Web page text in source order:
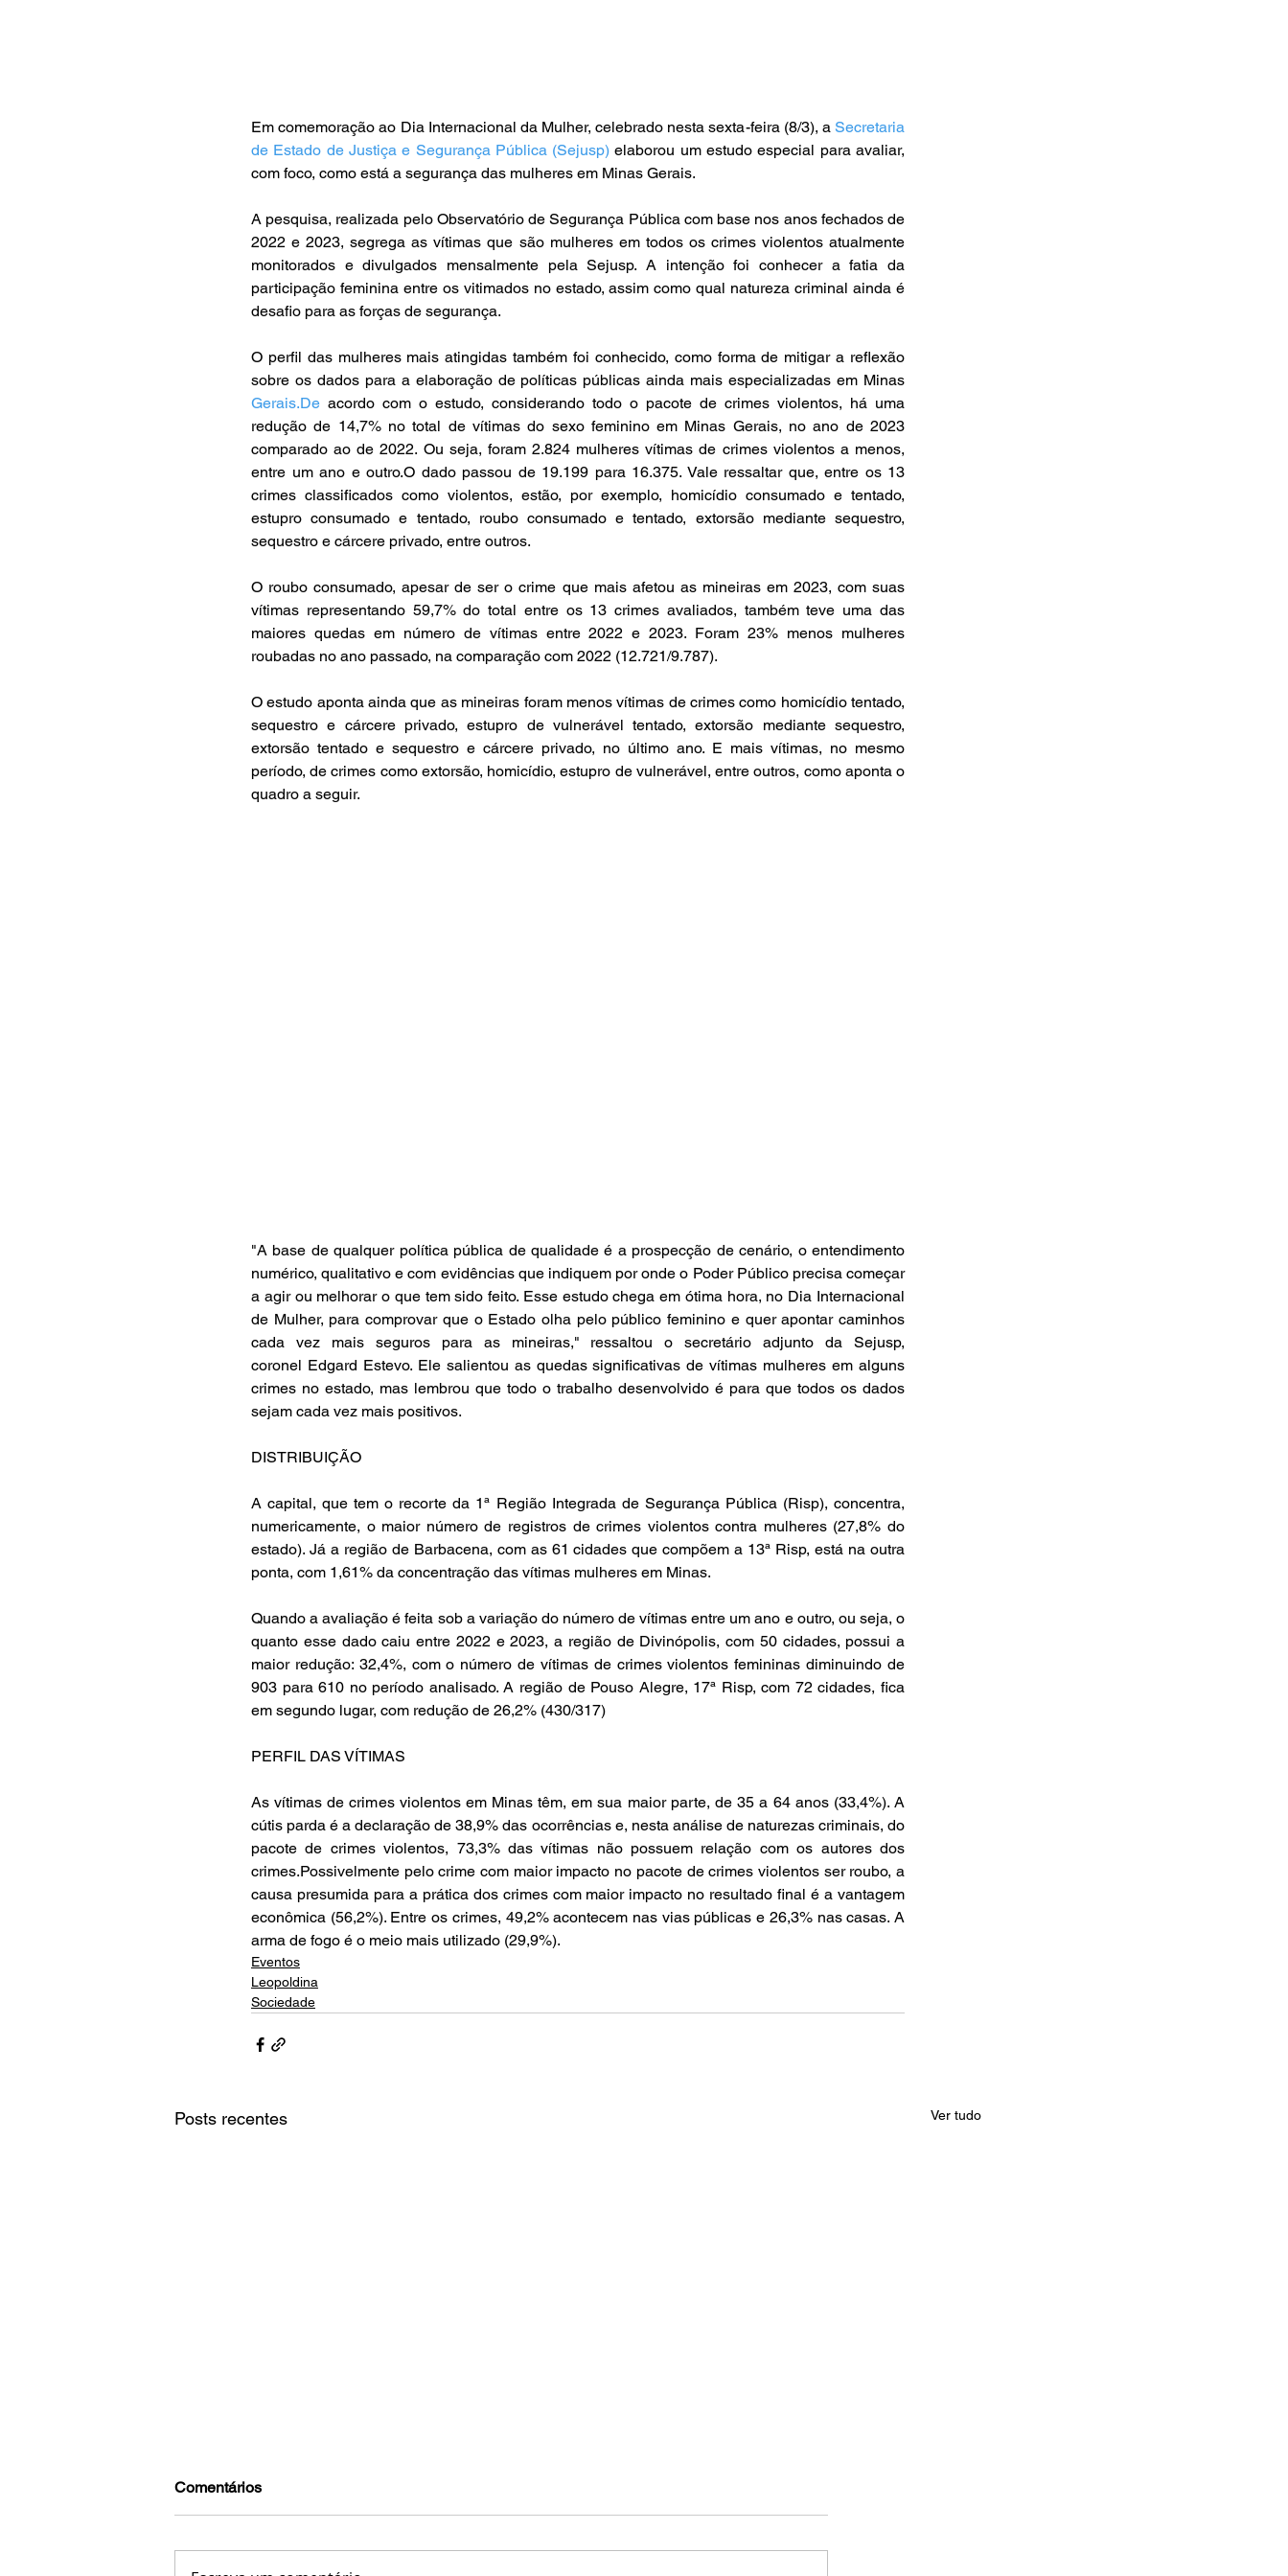
Em comemoração ao Dia Internacional da Mulher, celebrado nesta sexta-feira (8/3), a Secretaria
de Estado de Justiça e Segurança Pública (Sejusp) elaborou um estudo especial para avaliar,
com foco, como está a segurança das mulheres em Minas Gerais.
A pesquisa, realizada pelo Observatório de Segurança Pública com base nos anos fechados de
2022 e 2023, segrega as vítimas que são mulheres em todos os crimes violentos atualmente
monitorados e divulgados mensalmente pela Sejusp. A intenção foi conhecer a fatia da
participação feminina entre os vitimados no estado, assim como qual natureza criminal ainda é
desafio para as forças de segurança.
O perfil das mulheres mais atingidas também foi conhecido, como forma de mitigar a reflexão
Gerais.De acordo com o estudo, considerando todo o pacote de crimes violentos, há uma
redução de 14,7% no total de vítimas do sexo feminino em Minas Gerais, no ano de 2023
comparado ao de 2022. Ou seja, foram 2.824 mulheres vítimas de crimes violentos a menos,
entre um ano e outro.O dado passou de 19.199 para 16.375. Vale ressaltar que, entre os 13
crimes classificados como violentos, estão, por exemplo, homicídio consumado e tentado,
estupro consumado e tentado, roubo consumado e tentado, extorsão mediante sequestro,
sequestro e cárcere privado, entre outros.
O roubo consumado, apesar de ser o crime que mais afetou as mineiras em 2023, com suas
vítimas representando 59,7% do total entre os 13 crimes avaliados, também teve uma das
maiores quedas em número de vítimas entre 2022 e 2023. Foram 23% menos mulheres
roubadas no ano passado, na comparação com 2022 (12.721/9.787).
O estudo aponta ainda que as mineiras foram menos vítimas de crimes como homicídio tentado,
sequestro e cárcere privado, estupro de vulnerável tentado, extorsão mediante sequestro,
extorsão tentado e sequestro e cárcere privado, no último ano. E mais vítimas, no mesmo
período, de crimes como extorsão, homicídio, estupro de vulnerável, entre outros, como aponta o
quadro a seguir.
"A base de qualquer política pública de qualidade é a prospecção de cenário, o entendimento
numérico, qualitativo e com evidências que indiquem por onde o Poder Público precisa começar
a agir ou melhorar o que tem sido feito. Esse estudo chega em ótima hora, no Dia Internacional
de Mulher, para comprovar que o Estado olha pelo público feminino e quer apontar caminhos
cada vez mais seguros para as mineiras," ressaltou o secretário adjunto da Sejusp,
coronel Edgard Estevo. Ele salientou as quedas significativas de vítimas mulheres em alguns
crimes no estado, mas lembrou que todo o trabalho desenvolvido é para que todos os dados
sejam cada vez mais positivos.
DISTRIBUIÇÃO
A capital, que tem o recorte da 1ª Região Integrada de Segurança Pública (Risp), concentra,
numericamente, o maior número de registros de crimes violentos contra mulheres (27,8% do
estado). Já a região de Barbacena, com as 61 cidades que compõem a 13ª Risp, está na outra
ponta, com 1,61% da concentração das vítimas mulheres em Minas.
Quando a avaliação é feita sob a variação do número de vítimas entre um ano e outro, ou seja, o
quanto esse dado caiu entre 2022 e 2023, a região de Divinópolis, com 50 cidades, possui a
maior redução: 32,4%, com o número de vítimas de crimes violentos femininas diminuindo de
903 para 610 no período analisado. A região de Pouso Alegre, 17ª Risp, com 72 cidades, fica
em segundo lugar, com redução de 26,2% (430/317)
PERFIL DAS VÍTIMAS
As vítimas de crimes violentos em Minas têm, em sua maior parte, de 35 a 64 anos (33,4%). A
cútis parda é a declaração de 38,9% das ocorrências e, nesta análise de naturezas criminais, do
pacote de crimes violentos, 73,3% das vítimas não possuem relação com os autores dos
crimes.Possivelmente pelo crime com maior impacto no pacote de crimes violentos ser roubo, a
causa presumida para a prática dos crimes com maior impacto no resultado final é a vantagem
econômica (56,2%). Entre os crimes, 49,2% acontecem nas vias públicas e 26,3% nas casas. A
arma de fogo é o meio mais utilizado (29,9%).
Eventos
Leopoldina
Sociedade
Posts recentes Ver tudo
Comentários